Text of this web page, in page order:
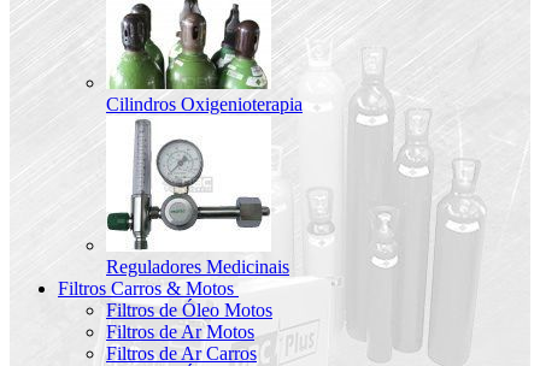
Cilindros Oxigenioterapia
Reguladores Medicinais
Filtros Carros & Motos
Filtros de Óleo Motos
Filtros de Ar Motos
Filtros de Ar Carros